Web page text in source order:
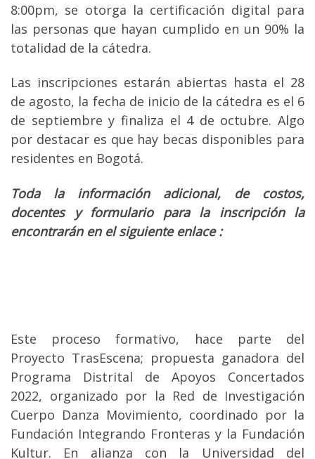
8:00pm, se otorga la certificación digital para
las personas que hayan cumplido en un 90% la
totalidad de la cátedra.
Las inscripciones estarán abiertas hasta el 28
de agosto, la fecha de inicio de la cátedra es el 6
de septiembre y finaliza el 4 de octubre. Algo
por destacar es que hay becas disponibles para
residentes en Bogotá.
Toda la información adicional, de costos,
docentes y formulario para la inscripción la
encontrarán en el siguiente enlace :
Este proceso formativo, hace parte del
Proyecto TrasEscena; propuesta ganadora del
Programa Distrital de Apoyos Concertados
2022, organizado por la Red de Investigación
Cuerpo Danza Movimiento, coordinado por la
Fundación Integrando Fronteras y la Fundación
Kultur. En alianza con la Universidad del